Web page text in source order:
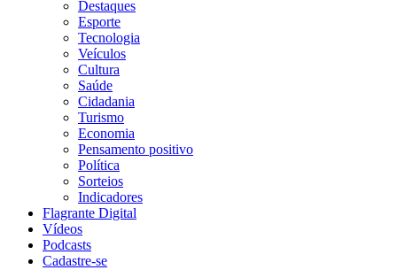
Destaques
Esporte
Tecnologia
Veículos
Cultura
Saúde
Cidadania
Turismo
Economia
Pensamento positivo
Política
Sorteios
Indicadores
Flagrante Digital
Vídeos
Podcasts
Cadastre-se